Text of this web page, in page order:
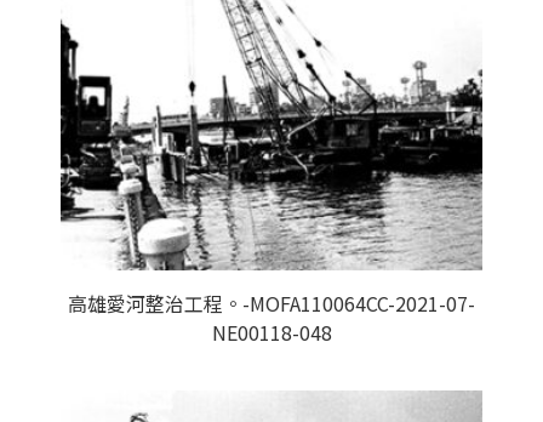
高雄愛河整治工程。-MOFA110064CC-2021-07-
NE00118-048